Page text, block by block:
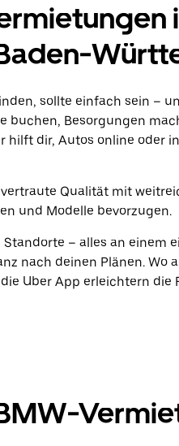
sollte einfach sein –
buchen, Besorgungen
hilft dir, Autos online oder
vertraute Qualität mit
und Modelle bevorzugen.
– alles an einem
nach deinen Plänen.
Uber App erleichtern die